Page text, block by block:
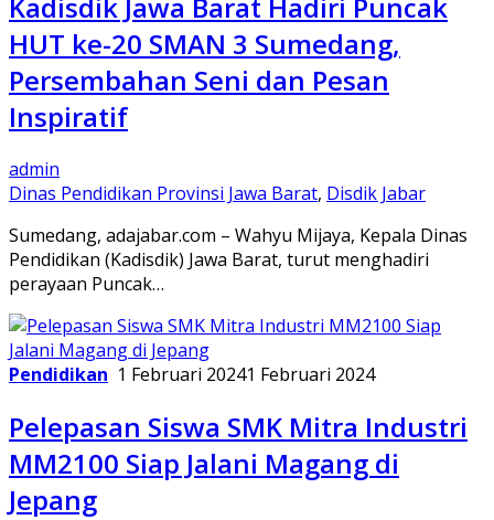
Kadisdik Jawa Barat Hadiri Puncak
HUT ke-20 SMAN 3 Sumedang,
Persembahan Seni dan Pesan
Inspiratif
admin
Dinas Pendidikan Provinsi Jawa Barat, Disdik Jabar
Sumedang, adajabar.com – Wahyu Mijaya, Kepala Dinas
Pendidikan (Kadisdik) Jawa Barat, turut menghadiri
perayaan Puncak…
Pendidikan 1 Februari 20241 Februari 2024
Pelepasan Siswa SMK Mitra Industri
MM2100 Siap Jalani Magang di
Jepang